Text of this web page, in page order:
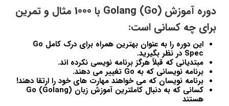
دوره آموزش (Golang (Go با 1000 مثال و تمرین
برای چه کسانی است:
این دوره را به عنوان بهترین همراه برای درک کامل Go
Spec در نظر بگیرید.
مبتدیانی که قبلاً هرگز برنامه نویسی نکرده اند.
برنامه نویسانی که به Go تغییر می دهند.
برنامه نویسان که می خواهند مهارت های خود را ارتقا دهند!
کسانی که به دنبال کاملترین آموزش زبان Go (Golang)
هستند